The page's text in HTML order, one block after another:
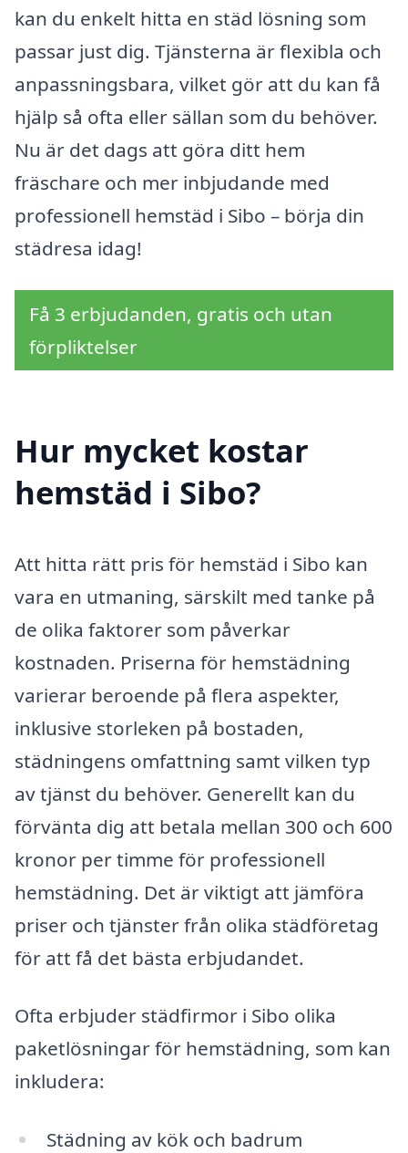
kan du enkelt hitta en städ lösning som
passar just dig. Tjänsterna är flexibla och
anpassningsbara, vilket gör att du kan få
hjälp så ofta eller sällan som du behöver.
Nu är det dags att göra ditt hem
fräschare och mer inbjudande med
professionell hemstäd i Sibo – börja din
städresa idag!
Få 3 erbjudanden, gratis och utan
förpliktelser
Hur mycket kostar
hemstäd i Sibo?
Att hitta rätt pris för hemstäd i Sibo kan
vara en utmaning, särskilt med tanke på
de olika faktorer som påverkar
kostnaden. Priserna för hemstädning
varierar beroende på flera aspekter,
inklusive storleken på bostaden,
städningens omfattning samt vilken typ
av tjänst du behöver. Generellt kan du
förvänta dig att betala mellan 300 och 600
kronor per timme för professionell
hemstädning. Det är viktigt att jämföra
priser och tjänster från olika städföretag
för att få det bästa erbjudandet.
Ofta erbjuder städfirmor i Sibo olika
paketlösningar för hemstädning, som kan
inkludera:
Städning av kök och badrum